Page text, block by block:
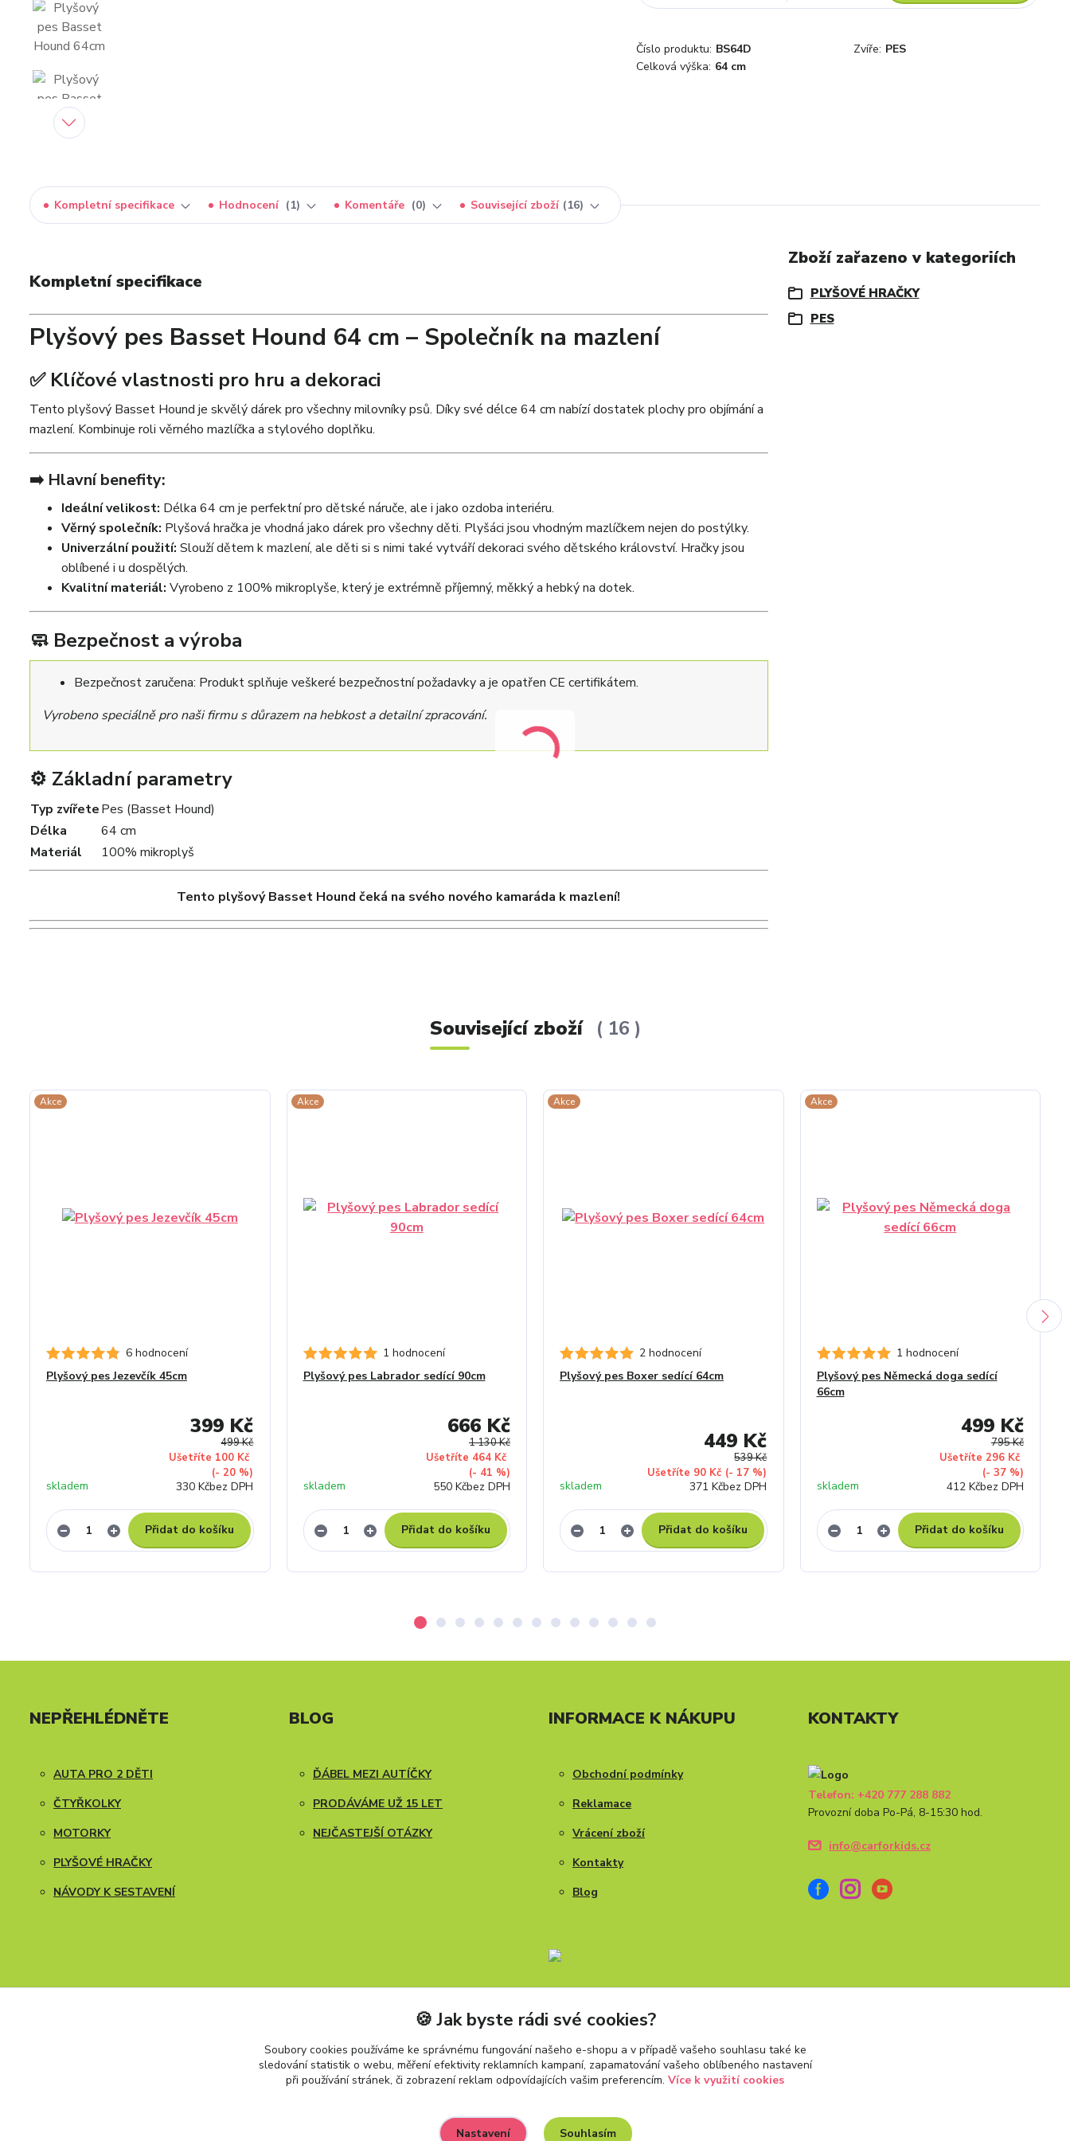
Číslo produktu: BS64D Zvíře: PES
Celková výška: 64 cm
Kompletní specifikace Hodnocení 1 Komentáře 0 Související zboží 16
Kompletní specifikace
Plyšový pes Basset Hound 64 cm – Společník na mazlení
✅ Klíčové vlastnosti pro hru a dekoraci
Tento plyšový Basset Hound je skvělý dárek pro všechny milovníky psů. Díky své délce 64 cm nabízí dostatek plochy pro objímání a
mazlení. Kombinuje roli věrného mazlíčka a stylového doplňku.
➡️ Hlavní benefity:
Ideální velikost: Délka 64 cm je perfektní pro dětské náruče, ale i jako ozdoba interiéru.
Věrný společník: Plyšová hračka je vhodná jako dárek pro všechny děti. Plyšáci jsou vhodným mazlíčkem nejen do postýlky.
Univerzální použití: Slouží dětem k mazlení, ale děti si s nimi také vytváří dekoraci svého dětského království. Hračky jsou
oblíbené i u dospělých.
Kvalitní materiál: Vyrobeno z 100% mikroplyše, který je extrémně příjemný, měkký a hebký na dotek.
🧼 Bezpečnost a výroba
Bezpečnost zaručena: Produkt splňuje veškeré bezpečnostní požadavky a je opatřen CE certifikátem.
Vyrobeno speciálně pro naši firmu s důrazem na hebkost a detailní zpracování.
⚙️ Základní parametry
Typ zvířetePes (Basset Hound)
Délka
64 cm
Materiál
100% mikroplyš
Tento plyšový Basset Hound čeká na svého nového kamaráda k mazlení!
Zboží zařazeno v kategoriích
PLYŠOVÉ HRAČKY
PES
Související zboží 16
Akce
6 hodnocení
Plyšový pes Jezevčík 45cm
499 Kč
Ušetříte 100 Kč
(- 20 %)
399 Kč
330 Kčbez DPH
skladem
Přidat do košíku
Akce
1 hodnocení
Plyšový pes Labrador sedící 90cm
1 130 Kč
Ušetříte 464 Kč
(- 41 %)
666 Kč
550 Kčbez DPH
skladem
Přidat do košíku
Akce
2 hodnocení
Plyšový pes Boxer sedící 64cm
539 Kč
Ušetříte 90 Kč (- 17 %)
449 Kč
371 Kčbez DPH
skladem
Přidat do košíku
Akce
1 hodnocení
Plyšový pes Německá doga sedící
66cm
795 Kč
Ušetříte 296 Kč
(- 37 %)
499 Kč
412 Kčbez DPH
skladem
Přidat do košíku
NEPŘEHLÉDNĚTE
AUTA PRO 2 DĚTI
ČTYŘKOLKY
MOTORKY
PLYŠOVÉ HRAČKY
NÁVODY K SESTAVENÍ
BLOG
ĎÁBEL MEZI AUTÍČKY
PRODÁVÁME UŽ 15 LET
NEJČASTEJŠÍ OTÁZKY
INFORMACE K NÁKUPU
Obchodní podmínky
Reklamace
Vrácení zboží
Kontakty
Blog
KONTAKTY
Telefon: +420 777 288 882
Provozní doba Po-Pá, 8-15:30 hod.
info@carforkids.cz
Všechna práva vyhrazena. Copyright (2009 – 2026) Carfokids™
🍪 Jak byste rádi své cookies?
Soubory cookies používáme ke správnému fungování našeho e-shopu a v případě vašeho souhlasu také ke
sledování statistik o webu, měření efektivity reklamních kampaní, zapamatování vašeho oblíbeného nastavení
při používání stránek, či zobrazení reklam odpovídajících vašim preferencím. Více k využití cookies
Nastavení Souhlasím